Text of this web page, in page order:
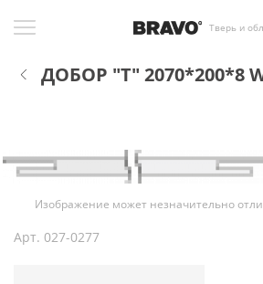
Тверь и
ДОБОР "Т" 2070*200*8
Изображение может незначительно
Арт. 027-0277